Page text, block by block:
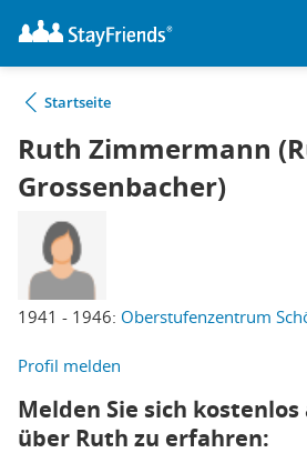
Startseite
Ruth Zimmermann
Grossenbacher)
1941 - 1946: Oberstufenzentrum
Profil melden
Melden Sie sich
über Ruth zu erfahren: